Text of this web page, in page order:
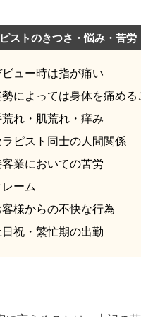
ストのきつさ・悩み・苦労
ビュー時は指が痛い
によっては身体を痛める
れ・肌荒れ・痒み
ラピスト同士の人間関係
業においての苦労
レーム
客様からの不快な行為
祝・繁忙期の出勤